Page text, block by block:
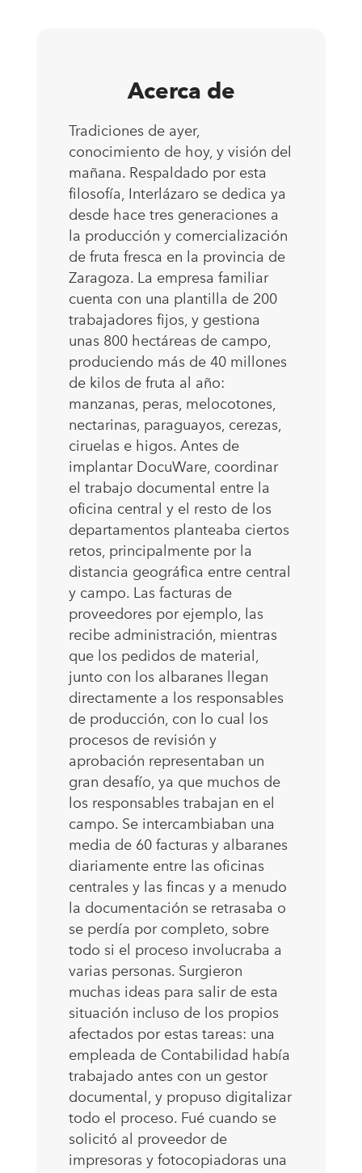
Acerca de
Tradiciones de ayer,
conocimiento de hoy, y visión del
mañana. Respaldado por esta
filosofía, Interlázaro se dedica ya
desde hace tres generaciones a
la producción y comercialización
de fruta fresca en la provincia de
Zaragoza. La empresa familiar
cuenta con una plantilla de 200
trabajadores fijos, y gestiona
unas 800 hectáreas de campo,
produciendo más de 40 millones
de kilos de fruta al año:
manzanas, peras, melocotones,
nectarinas, paraguayos, cerezas,
ciruelas e higos. Antes de
implantar DocuWare, coordinar
el trabajo documental entre la
oficina central y el resto de los
departamentos planteaba ciertos
retos, principalmente por la
distancia geográfica entre central
y campo. Las facturas de
proveedores por ejemplo, las
recibe administración, mientras
que los pedidos de material,
junto con los albaranes llegan
directamente a los responsables
de producción, con lo cual los
procesos de revisión y
aprobación representaban un
gran desafío, ya que muchos de
los responsables trabajan en el
campo. Se intercambiaban una
media de 60 facturas y albaranes
diariamente entre las oficinas
centrales y las fincas y a menudo
la documentación se retrasaba o
se perdía por completo, sobre
todo si el proceso involucraba a
varias personas. Surgieron
muchas ideas para salir de esta
situación incluso de los propios
afectados por estas tareas: una
empleada de Contabilidad había
trabajado antes con un gestor
documental, y propuso digitalizar
todo el proceso. Fué cuando se
solicitó al proveedor de
impresoras y fotocopiadoras una